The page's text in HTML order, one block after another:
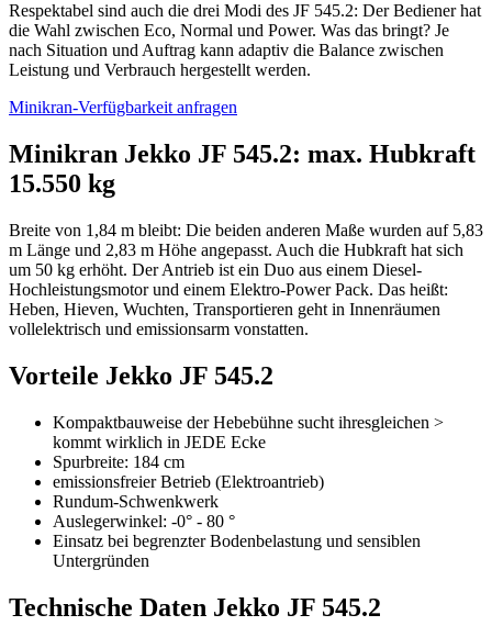
Respektabel sind auch die drei Modi des JF 545.2: Der Bediener hat
die Wahl zwischen Eco, Normal und Power. Was das bringt? Je
nach Situation und Auftrag kann adaptiv die Balance zwischen
Leistung und Verbrauch hergestellt werden.
Minikran-Verfügbarkeit anfragen
Minikran Jekko JF 545.2: max. Hubkraft
15.550 kg
Breite von 1,84 m bleibt: Die beiden anderen Maße wurden auf 5,83
m Länge und 2,83 m Höhe angepasst. Auch die Hubkraft hat sich
um 50 kg erhöht. Der Antrieb ist ein Duo aus einem Diesel-
Hochleistungsmotor und einem Elektro-Power Pack. Das heißt:
Heben, Hieven, Wuchten, Transportieren geht in Innenräumen
vollelektrisch und emissionsarm vonstatten.
Vorteile Jekko JF 545.2
Kompaktbauweise der Hebebühne sucht ihresgleichen >
kommt wirklich in JEDE Ecke
Spurbreite: 184 cm
emissionsfreier Betrieb (Elektroantrieb)
Rundum-Schwenkwerk
Auslegerwinkel: -0° - 80 °
Einsatz bei begrenzter Bodenbelastung und sensiblen
Untergründen
Technische Daten Jekko JF 545.2